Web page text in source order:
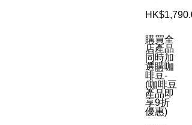
購買全
店產品
同時加
選購咖
啡豆-
(咖啡豆
產品即
享9折
優惠)